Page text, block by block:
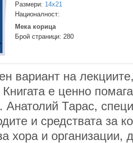
Размери: 14x21
Националност:
Мека корица
Брой страници: 280
вариант на
е ценно
Анатолий Тарас,
и средствата за
хора и организации,